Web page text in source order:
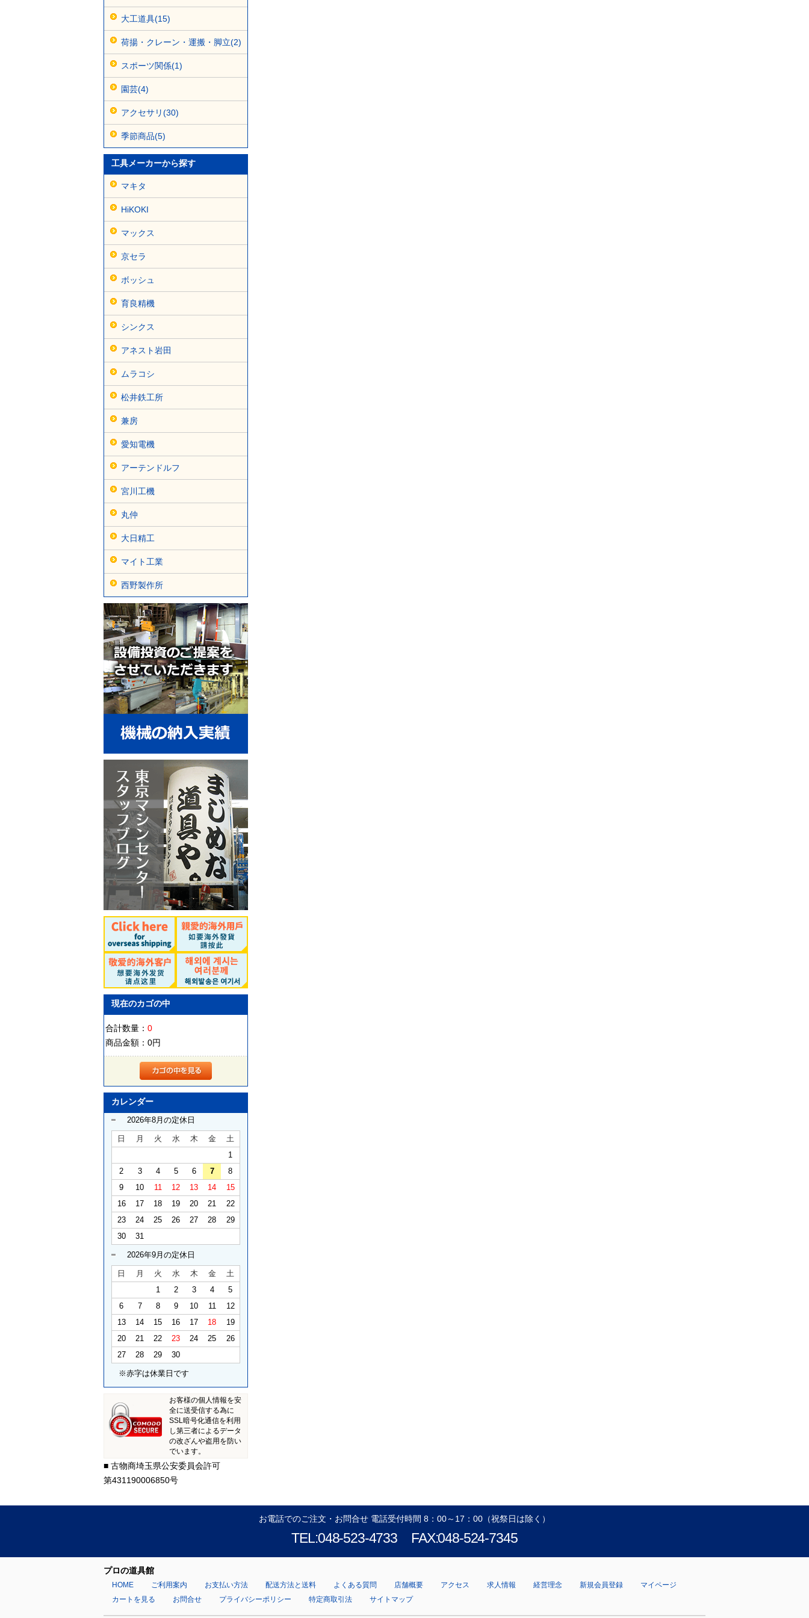
大工道具(15)
荷揚・クレーン・運搬・脚立(2)
スポーツ関係(1)
園芸(4)
アクセサリ(30)
季節商品(5)
工具メーカーから探す
マキタ
HiKOKI
マックス
京セラ
ボッシュ
育良精機
シンクス
アネスト岩田
ムラコシ
松井鉄工所
兼房
愛知電機
アーテンドルフ
宮川工機
丸仲
大日精工
マイト工業
西野製作所
現在のカゴの中
合計数量：0
商品金額：0円
カレンダー
2026年8月の定休日
日 月 火 水 木 金
土
1
2
3 4 5 6 7
8
9
10 11 12 13 14
15
16
17 18 19 20 21
22
23
24 25 26 27 28
29
30
31
2026年9月の定休日
日 月 火 水 木 金
土
1
2 3 4
5
6
7 8 9 10 11
12
13
14 15 16 17 18
19
20
21 22 23 24 25
26
27
28 29 30
※赤字は休業日です
お客様の個人情報を安
全に送受信する為に
SSL暗号化通信を利用
し第三者によるデータ
の改ざんや盗用を防い
でいます。
■ 古物商埼玉県公安委員会許可
第431190006850号
お電話でのご注文・お問合せ 電話受付時間 8：00～17：00（祝祭日は除く）
TEL:048-523-4733 FAX:048-524-7345
プロの道具館
HOME ご利用案内 お支払い方法 配送方法と送料 よくある質問 店舗概要 アクセス 求人情報 経営理念 新規会員登録
マイページ
カートを見る
お問合せ プライバシーポリシー 特定商取引法 サイトマップ